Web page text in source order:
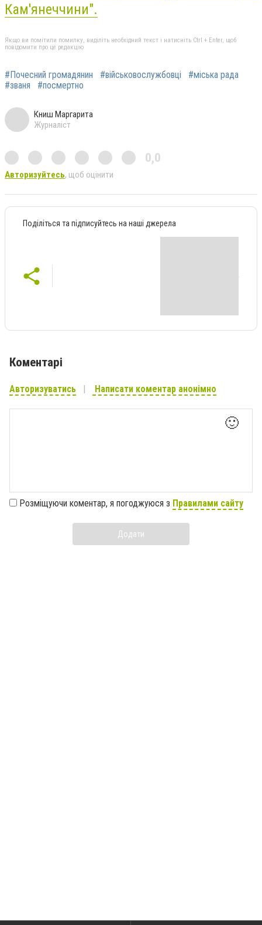
Кам'янеччини".
Якщо ви помітили помилку, виділіть необхідний текст і натисніть Ctrl + Enter, щоб
повідомити про це редакцію
#Почесний громадянин #військовослужбовці
#міська рада
#званя
#посмертно
Книш Маргарита
Журналіст
0,0
Авторизуйтесь, щоб оцінити
Поділіться та підписуйтесь на наші джерела
Коментарі
Авторизуватись Написати коментар анонімно
🙂
Розміщуючи коментар, я погоджуюся з Правилами сайту
Додати